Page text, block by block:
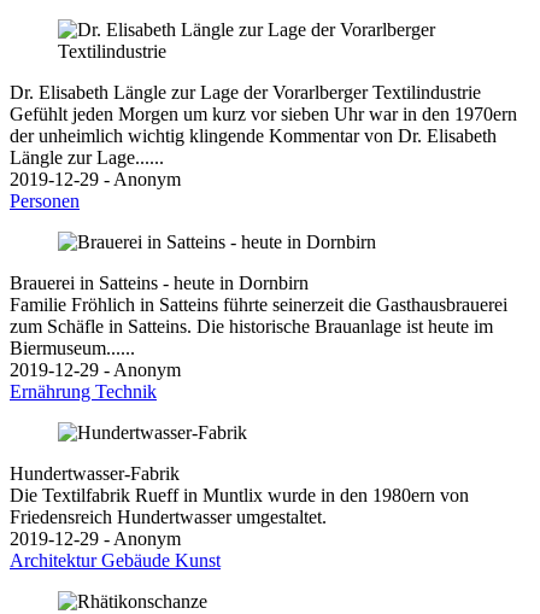
Dr. Elisabeth Längle zur Lage der Vorarlberger Textilindustrie
Gefühlt jeden Morgen um kurz vor sieben Uhr war in den 1970ern
der unheimlich wichtig klingende Kommentar von Dr. Elisabeth
Längle zur Lage......
2019-12-29 - Anonym
Personen
Brauerei in Satteins - heute in Dornbirn
Familie Fröhlich in Satteins führte seinerzeit die Gasthausbrauerei
zum Schäfle in Satteins. Die historische Brauanlage ist heute im
Biermuseum......
2019-12-29 - Anonym
Ernährung Technik
Hundertwasser-Fabrik
Die Textilfabrik Rueff in Muntlix wurde in den 1980ern von
Friedensreich Hundertwasser umgestaltet.
2019-12-29 - Anonym
ArchitekturGebäude Kunst